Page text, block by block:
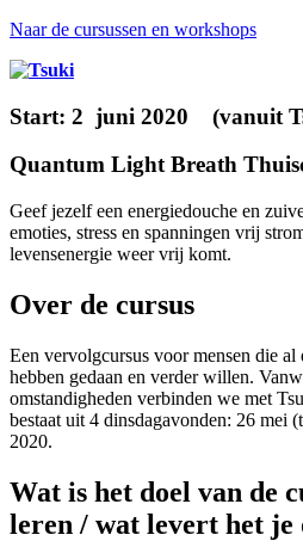
Naar de cursussen en workshops
Start: 2 juni 2020 (vanuit
Quantum Light Breath
Geef jezelf een energiedouche en
emoties, stress en spanningen vrij
levensenergie weer vrij komt.
Over de cursus
Een vervolgcursus voor mensen die al
hebben gedaan en verder willen.
omstandigheden verbinden we met
bestaat uit 4 dinsdagavonden: 26 mei
2020.
Wat is het doel van de
leren / wat levert het je